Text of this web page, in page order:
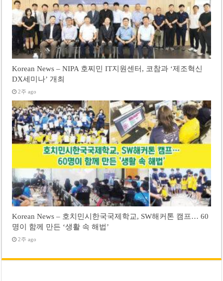
Korean News – NIPA 호찌민 IT지원센터, 코참과 ‘제조혁신
DX세미나’ 개최
2주 ago
Korean News – 호치민시한국국제학교, SW해커톤 캠프… 60
명이 함께 만든 ‘생활 속 해법’
2주 ago